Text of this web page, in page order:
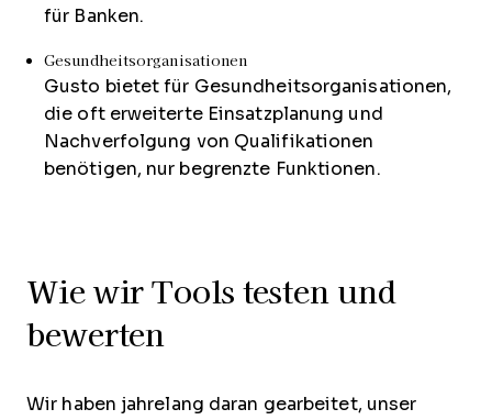
für Banken.
Gesundheitsorganisationen
Gusto bietet für Gesundheitsorganisationen,
die oft erweiterte Einsatzplanung und
Nachverfolgung von Qualifikationen
benötigen, nur begrenzte Funktionen.
Wie wir Tools testen und
bewerten
Wir haben jahrelang daran gearbeitet, unser